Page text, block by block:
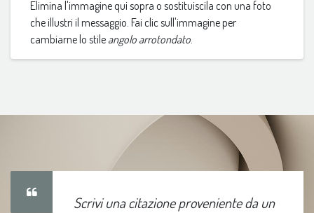
Elimina l'immagine qui sopra o sostituiscila con una foto
che illustri il messaggio. Fai clic sull'immagine per
cambiarne lo stile angolo arrotondato
Scrivi una citazione proveniente da un